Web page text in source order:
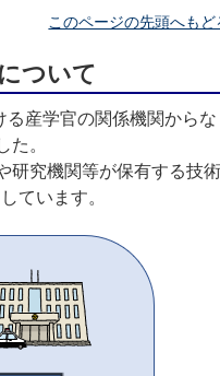
このページの先頭へもど
ついて
産学官の関係機関からな
。
研究機関等が保有する技術
ています。